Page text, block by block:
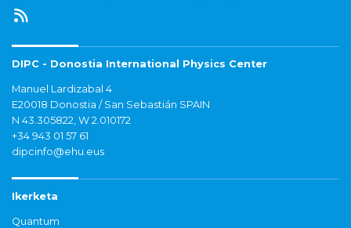
DIPC - Donostia International Physics Center
Manuel Lardizabal 4
E20018 Donostia / San Sebastián SPAIN
N 43.305822, W 2.010172
+34 943 01 57 61
dipcinfo@ehu.eus
Ikerketa
Quantum